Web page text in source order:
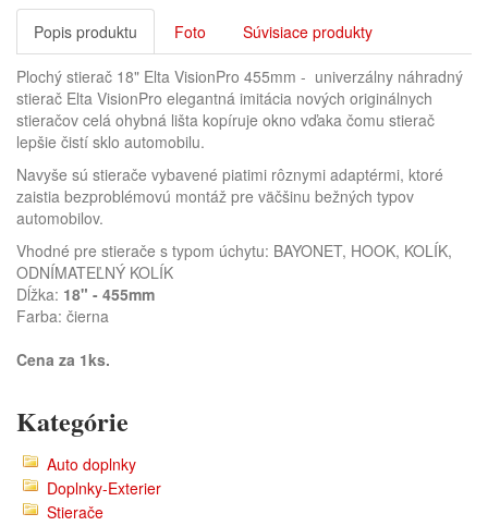
Popis produktu Foto Súvisiace produkty
Plochý stierač 18" Elta VisionPro 455mm - univerzálny náhradný
stierač Elta VisionPro elegantná imitácia nových originálnych
stieračov celá ohybná lišta kopíruje okno vďaka čomu stierač
lepšie čistí sklo automobilu.
Navyše sú stierače vybavené piatimi rôznymi adaptérmi, ktoré
zaistia bezproblémovú montáž pre väčšinu bežných typov
automobilov.
Vhodné pre stierače s typom úchytu: BAYONET, HOOK, KOLÍK,
ODNÍMATEĽNÝ KOLÍK
Dĺžka: 18" - 455mm
Farba: čierna
Cena za 1ks.
Kategórie
Auto doplnky
Doplnky-Exterier
Stierače